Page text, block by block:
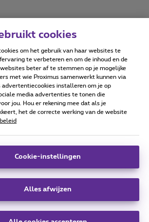
Accessibility statement
© Proximus
consumenteninfo
en wordt beheerd conform het
27 - B-1030 Brussel.
Solutions
cookies
om het gebruik van haar websites te
te verbeteren en om de inhoud en de
beter af te stemmen op je mogelijke
met wie Proximus samenwerkt kunnen via
advertentiecookies installeren om je op
media advertenties te tonen die
jou. Hou er rekening mee dat als je
het de correcte werking van de website
Cookie-instellingen
Alles afwijzen